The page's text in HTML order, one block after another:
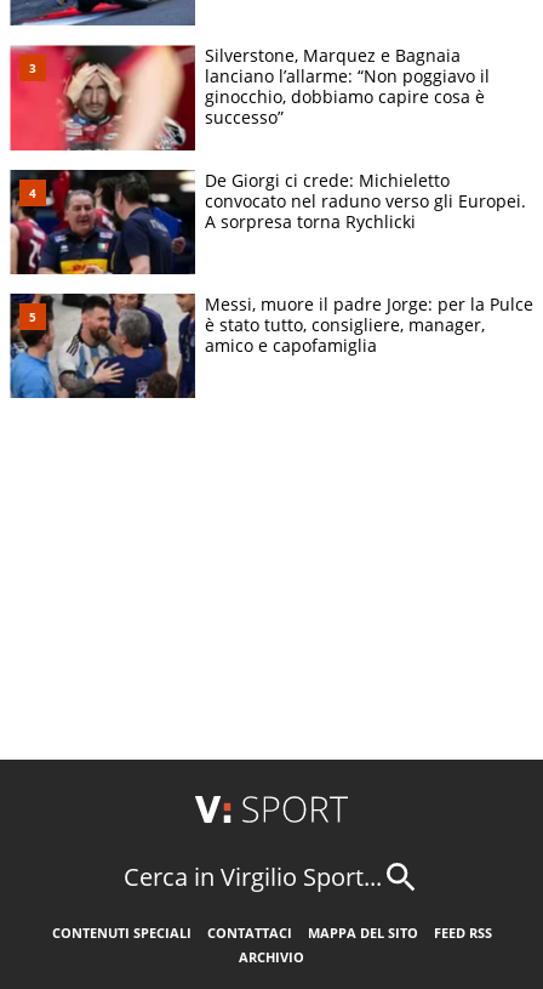
Silverstone, Marquez e Bagnaia
lanciano l’allarme: “Non poggiavo il
ginocchio, dobbiamo capire cosa è
successo”
De Giorgi ci crede: Michieletto
convocato nel raduno verso gli Europei.
A sorpresa torna Rychlicki
Messi, muore il padre Jorge: per la Pulce
è stato tutto, consigliere, manager,
amico e capofamiglia
Cerca in Virgilio Sport...
CONTENUTI SPECIALI CONTATTACI MAPPA DEL SITO
FEED RSS
ARCHIVIO